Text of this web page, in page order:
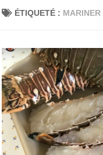
ÉTIQUETÉ : MARINER